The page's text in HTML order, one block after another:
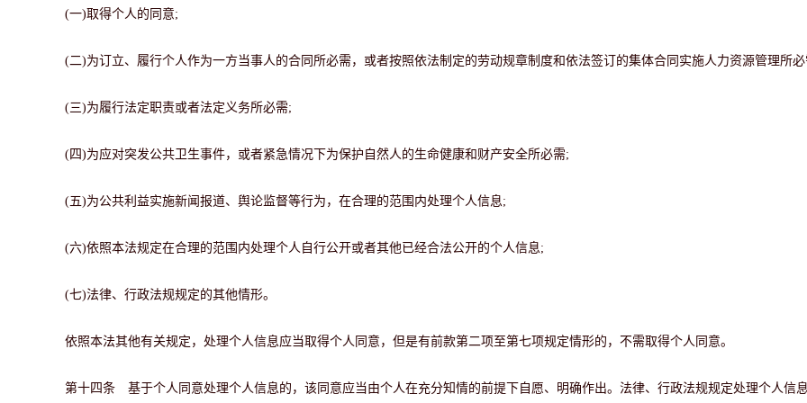
(一)取得个人的同意;
(二)为订立、履行个人作为一方当事人的合同所必需，或者按照依法制定的劳动规章制度和依法签订的集体合同实施人力资源管理所必
(三)为履行法定职责或者法定义务所必需;
(四)为应对突发公共卫生事件，或者紧急情况下为保护自然人的生命健康和财产安全所必需;
(五)为公共利益实施新闻报道、舆论监督等行为，在合理的范围内处理个人信息;
(六)依照本法规定在合理的范围内处理个人自行公开或者其他已经合法公开的个人信息;
(七)法律、行政法规规定的其他情形。
依照本法其他有关规定，处理个人信息应当取得个人同意，但是有前款第二项至第七项规定情形的，不需取得个人同意。
第十四条 基于个人同意处理个人信息的，该同意应当由个人在充分知情的前提下自愿、明确作出。法律、行政法规规定处理个人信